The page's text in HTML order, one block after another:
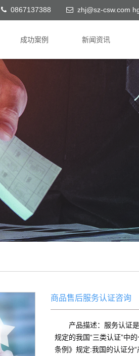
0867137388 zhj@sz-csw.com
成功案例 新闻资讯
商品售后服务认证咨询
产品描述：服务认证
规定的我国“三类认证”中
条例》规定:我国的认证分“